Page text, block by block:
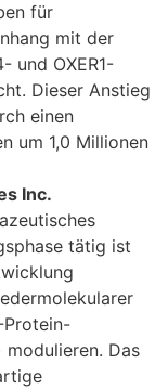
für
mit der
und OXER1-
Dieser Anstieg
einen
um 1,0 Millionen
Inc.
tätig ist
modulieren. Das